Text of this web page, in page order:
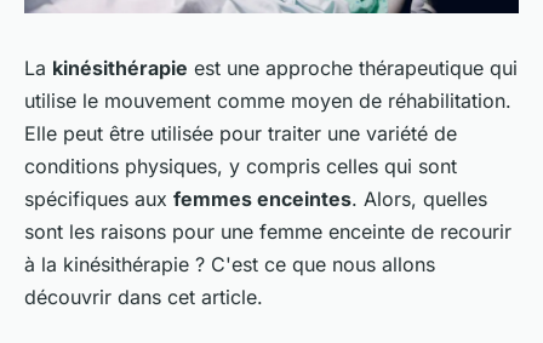
La kinésithérapie est une approche thérapeutique qui
utilise le mouvement comme moyen de réhabilitation.
Elle peut être utilisée pour traiter une variété de
conditions physiques, y compris celles qui sont
spécifiques aux femmes enceintes. Alors, quelles
sont les raisons pour une femme enceinte de recourir
à la kinésithérapie ? C'est ce que nous allons
découvrir dans cet article.